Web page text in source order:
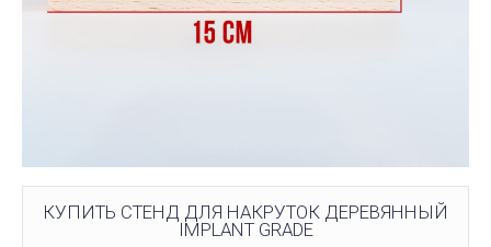
КУПИТЬ СТЕНД ДЛЯ НАКРУТОК ДЕРЕВЯННЫЙ
IMPLANT GRADE